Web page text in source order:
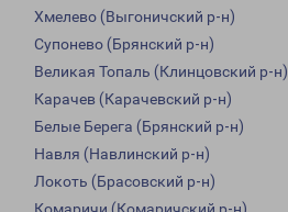
Хмелево (Выгоничский р-н)
Супонево (Брянский р-н)
Великая Топаль (Клинцовский р-н)
Карачев (Карачевский р-н)
Белые Берега (Брянский р-н)
Навля (Навлинский р-н)
Локоть (Брасовский р-н)